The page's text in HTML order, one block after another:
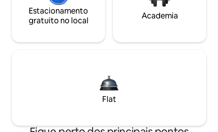
Estacionamento
gratuito no local
Academia
Flat